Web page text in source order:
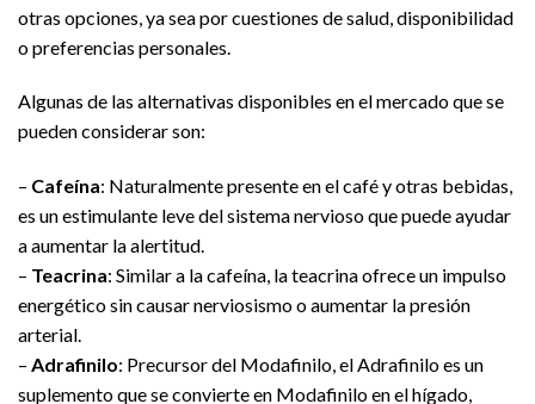
otras opciones, ya sea por cuestiones de salud, disponibilidad
o preferencias personales.
Algunas de las alternativas disponibles en el mercado que se
pueden considerar son:
– Cafeína: Naturalmente presente en el café y otras bebidas,
es un estimulante leve del sistema nervioso que puede ayudar
a aumentar la alertitud.
– Teacrina: Similar a la cafeína, la teacrina ofrece un impulso
energético sin causar nerviosismo o aumentar la presión
arterial.
– Adrafinilo: Precursor del Modafinilo, el Adrafinilo es un
suplemento que se convierte en Modafinilo en el hígado,